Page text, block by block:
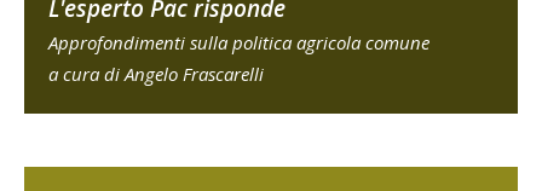
L'esperto Pac risponde
Approfondimenti sulla politica agricola comune
a cura di Angelo Frascarelli